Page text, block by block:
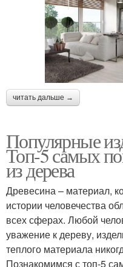
читать дальше →
Популярные
Топ-5 самых
из дерева
Древесина – материал,
истории человечества
всех сферах. Любой
уважение к дереву,
теплого материала
Познакомимся с топ-5